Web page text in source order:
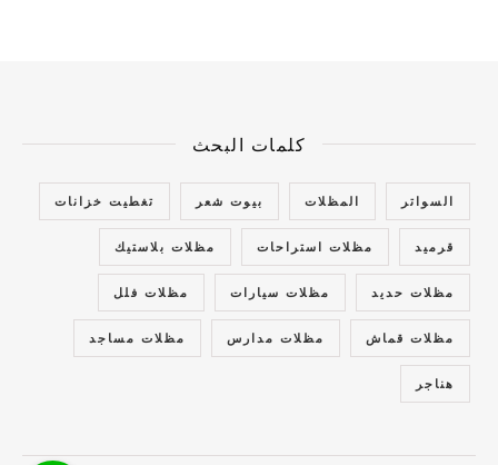
كلمات البحث
السواتر المظلات بيوت شعر تغطيت خزانات
قرميد مظلات استراحات مظلات بلاستيك
مظلات حديد مظلات سيارات مظلات فلل
مظلات قماش مظلات مدارس مظلات مساجد
هناجر